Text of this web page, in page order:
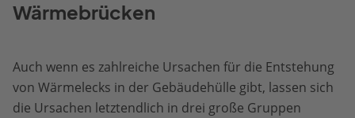
Wärmebrücken
Auch wenn es zahlreiche Ursachen für die Entstehung
von Wärmelecks in der Gebäudehülle gibt, lassen sich
die Ursachen letztendlich in drei große Gruppen